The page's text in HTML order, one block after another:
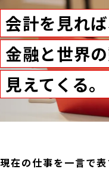
会計を見れば
金融と世界
見えてくる。
現在の仕事を一言で